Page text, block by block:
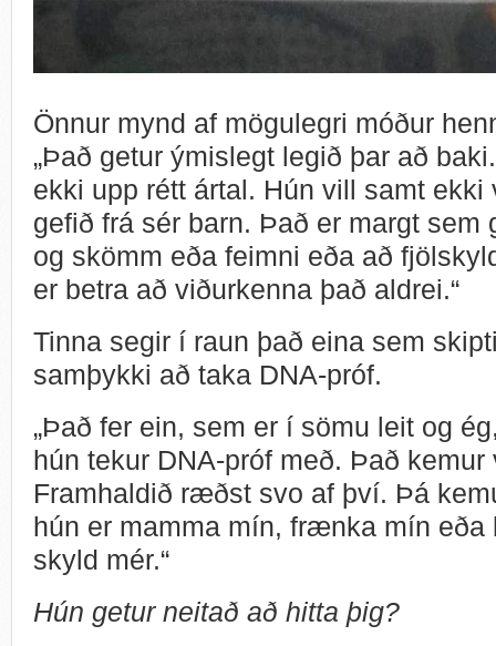
Önnur mynd af mögulegri móður
„Það getur ýmislegt legið þar að
ekki upp rétt ártal. Hún vill samt ekki
gefið frá sér barn. Það er margt sem
og skömm eða feimni eða að
er betra að viðurkenna það aldrei.“
Tinna segir í raun það eina sem
samþykki að taka DNA-próf.
„Það fer ein, sem er í sömu leit og
hún tekur DNA-próf með. Það
Framhaldið ræðst svo af því. Þá
hún er mamma mín, frænka mín eða
skyld mér.“
Hún getur neitað að hitta þig?